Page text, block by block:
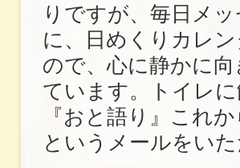
りですが、毎日メ
に、日めくりカレ
ので、心に静かに
ています。トイレ
『おと語り』これ
というメールをい